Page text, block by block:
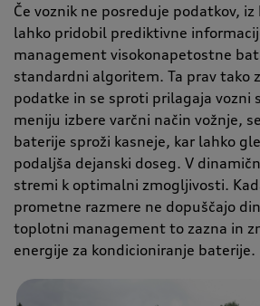
Če voznik ne posreduje podatkov,
lahko pridobil prediktivne
management visokonapetostne
standardni algoritem. Ta prav tako
podatke in se sproti prilagaja vozni
meniju izbere varčni način vožnje,
baterije sproži kasneje, kar lahko
podaljša dejanski doseg. V
stremi k optimalni zmogljivosti.
prometne razmere ne dopuščajo
toplotni management to zazna in
energije za kondicioniranje baterije.